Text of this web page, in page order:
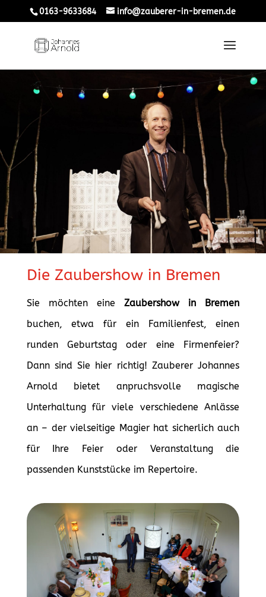
0163-9633684 info@zauberer-in-bremen.de
Die Zaubershow in Bremen
Sie möchten eineZaubershow in Bremen
buchen, etwa für ein Familienfest, einen
runden Geburtstag oder eine Firmenfeier?
Dann sind Sie hier richtig! Zauberer Johannes
Arnold bietet anpruchsvolle magische
Unterhaltung für viele verschiedene Anlässe
an – der vielseitige Magier hat sicherlich auch
für Ihre Feier oder Veranstaltung die
passenden Kunststücke im Repertoire.